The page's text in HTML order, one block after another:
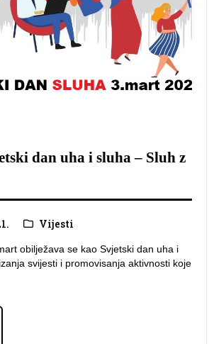
dan uha i sluha – Sluh z
Vijesti
obilježava se kao Svjetski dan uha i
svijesti i promovisanja aktivnosti koje